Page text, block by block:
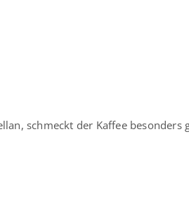
schmeckt der Kaffee besonders